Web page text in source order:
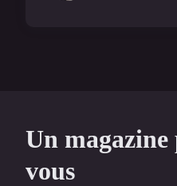
Un magazine
vous